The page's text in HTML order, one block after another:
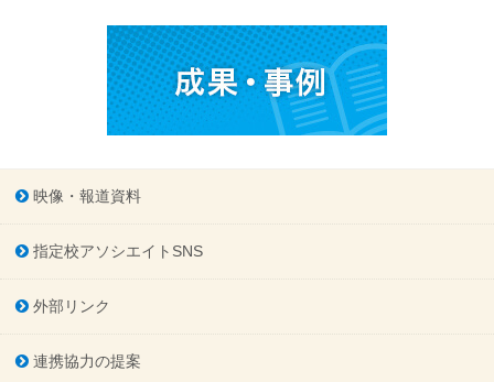
映像・報道資料
指定校アソシエイトSNS
外部リンク
連携協力の提案